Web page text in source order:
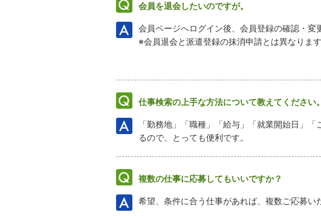
会員を退会したいのですが。
会員ページへログイン後、会員登録の確認・
※会員退会と派遣登録の抹消申請とは異なります
仕事検索の上手な方法について教えてください。
「勤務地」「職種」「給与」「就業開始日」
るので、とっても便利です。
複数の仕事に応募してもいいですか？
希望、条件に合う仕事があれば、複数ご応募い